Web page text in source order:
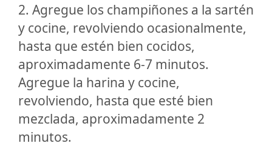
2. Agregue los champiñones a la sartén
y cocine, revolviendo ocasionalmente,
hasta que estén bien cocidos,
aproximadamente 6-7 minutos.
Agregue la harina y cocine,
revolviendo, hasta que esté bien
mezclada, aproximadamente 2
minutos.